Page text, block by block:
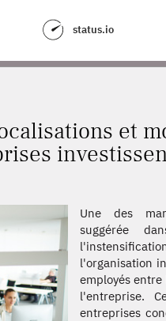
status.io
ENTREPRISES
et
Une des
suggérée
l'organisation
employés
l'entreprise.
entreprises